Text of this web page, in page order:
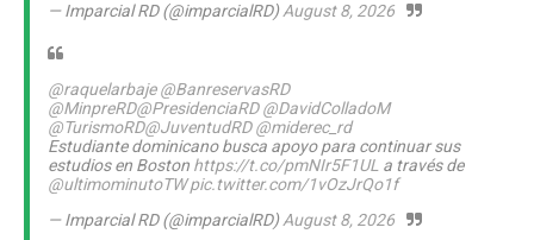
— Imparcial RD (@imparcialRD)August 8, 2026
@raquelarbaje @BanreservasRD
@MinpreRD@PresidenciaRD @DavidColladoM
@TurismoRD@JuventudRD @miderec_rd
Estudiante dominicano busca apoyo para continuar sus
estudios en Boston https://t.co/pmNIr5F1UL a través de
@ultimominutoTW pic.twitter.com/1vOzJrQo1f
— Imparcial RD (@imparcialRD)August 8, 2026